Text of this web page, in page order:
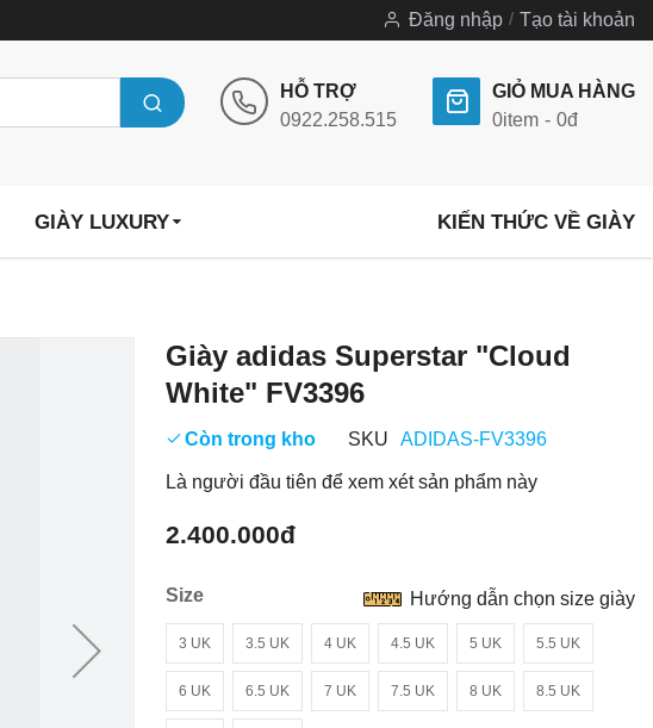
Đăng nhập Tạo tài khoản
HỖ TRỢ
0922.258.515
GIỎ MUA HÀNG
0item 0đ
GIÀY LUXURY KIẾN THỨC VỀ GIÀY
Giày adidas Superstar "Cloud
White" FV3396
Còn trong kho SKU ADIDAS-FV3396
Là người đầu tiên để xem xét sản phẩm này
2.400.000đ
Size
3 UK 3.5 UK 4 UK 4.5 UK 5 UK 5.5 UK
6 UK 6.5 UK 7 UK 7.5 UK 8 UK 8.5 UK
Hướng dẫn chọn size giày
Chuyển
phần
hình